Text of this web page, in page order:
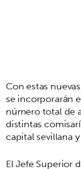
Con estas
se incorporarán
número total de
distintas
capital sevillana
El Jefe Superior